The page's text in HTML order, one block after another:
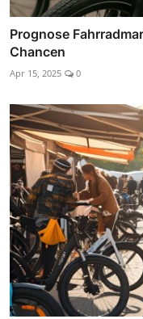
Prognose
Chancen
Apr 15, 2025 0